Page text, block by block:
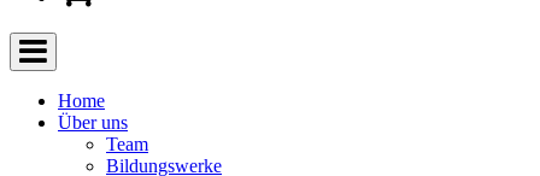
Home
Über uns
Team
Bildungswerke